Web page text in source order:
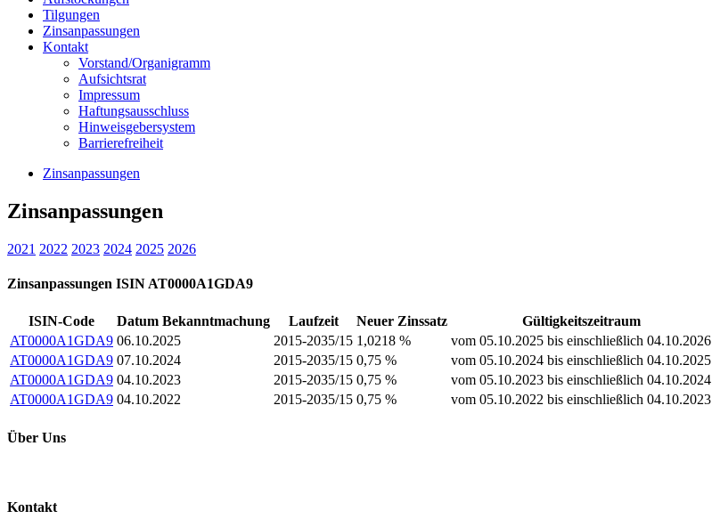
Tilgungen
Zinsanpassungen
Kontakt
Vorstand/Organigramm
Aufsichtsrat
Impressum
Haftungsausschluss
Hinweisgebersystem
Barrierefreiheit
Zinsanpassungen
Zinsanpassungen
2021 2022 2023 2024 2025 2026
Zinsanpassungen ISIN AT0000A1GDA9
ISIN-Code Datum Bekanntmachung Laufzeit Neuer Zinssatz
Gültigkeitszeitraum
AT0000A1GDA9 06.10.2025 2015-2035/15 1,0218 %
vom 05.10.2025 bis einschließlich 04.10.2026
AT0000A1GDA9 07.10.2024 2015-2035/15 0,75 %
vom 05.10.2024 bis einschließlich 04.10.2025
AT0000A1GDA9 04.10.2023 2015-2035/15 0,75 %
vom 05.10.2023 bis einschließlich 04.10.2024
AT0000A1GDA9 04.10.2022 2015-2035/15 0,75 % vom 05.10.2022 bis einschließlich 04.10.2023
Über Uns
Kontakt